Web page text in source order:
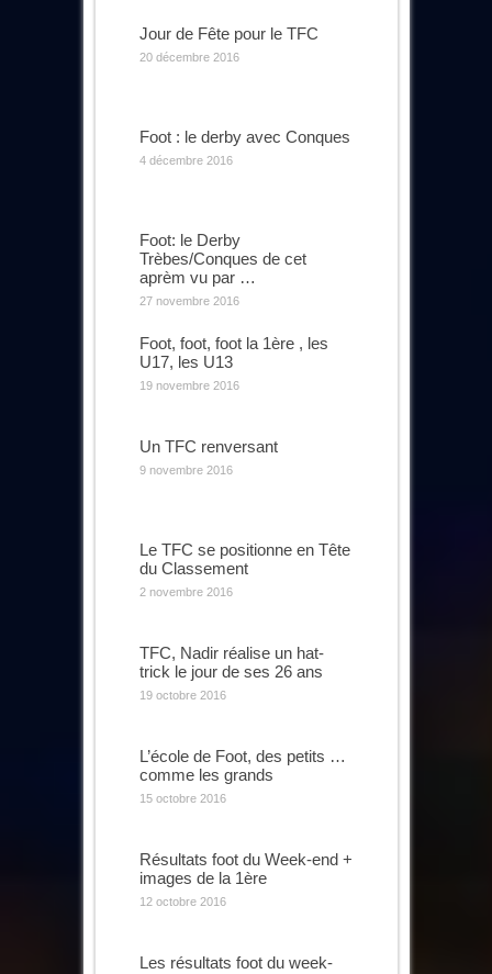
Jour de Fête pour le TFC
20 décembre 2016
Foot : le derby avec Conques
4 décembre 2016
Foot: le Derby
Trèbes/Conques de cet
aprèm vu par …
27 novembre 2016
Foot, foot, foot la 1ère , les
U17, les U13
19 novembre 2016
Un TFC renversant
9 novembre 2016
Le TFC se positionne en Tête
du Classement
2 novembre 2016
TFC, Nadir réalise un hat-
trick le jour de ses 26 ans
19 octobre 2016
L’école de Foot, des petits …
comme les grands
15 octobre 2016
Résultats foot du Week-end +
images de la 1ère
12 octobre 2016
Les résultats foot du week-